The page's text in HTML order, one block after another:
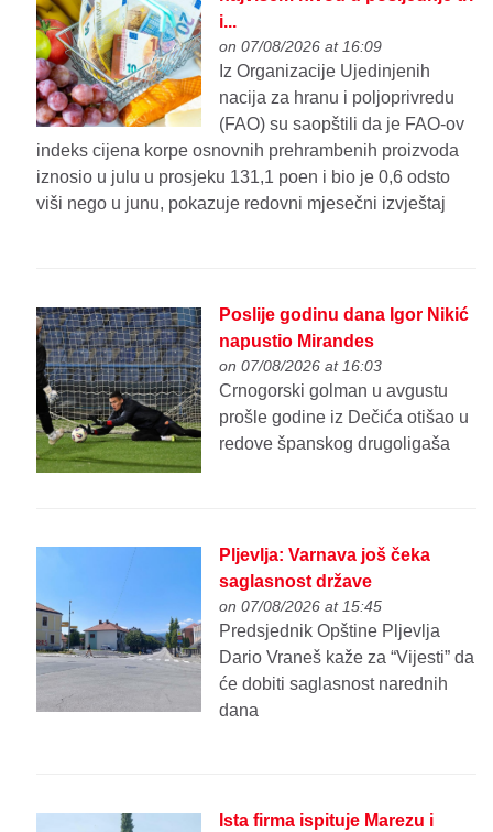
i...
on 07/08/2026 at 16:09
Iz Organizacije Ujedinjenih
nacija za hranu i poljoprivredu
(FAO) su saopštili da je FAO-ov
indeks cijena korpe osnovnih prehrambenih proizvoda
iznosio u julu u prosjeku 131,1 poen i bio je 0,6 odsto
viši nego u junu, pokazuje redovni mjesečni izvještaj
Poslije godinu dana Igor Nikić
napustio Mirandes
on 07/08/2026 at 16:03
Crnogorski golman u avgustu
prošle godine iz Dečića otišao u
redove španskog drugoligaša
Pljevlja: Varnava još čeka
saglasnost države
on 07/08/2026 at 15:45
Predsjednik Opštine Pljevlja
Dario Vraneš kaže za “Vijesti” da
će dobiti saglasnost narednih
dana
Ista firma ispituje Marezu i